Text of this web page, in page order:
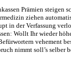
Prämien steigen
ziehen
in der Verfassung
Wollt Ihr wieder
vehement
nimmt soll’s selber